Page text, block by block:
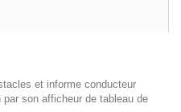
et informe conducteur
son afficheur de tableau de